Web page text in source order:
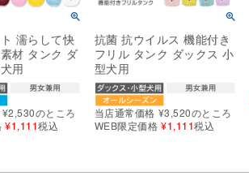
濡らして快
材 タンク ダ
用
¥2,530のところ
¥1,111税込
抗菌 抗ウイルス 機能付き
フリル タンク ダックス 小
型犬用
当店通常価格 ¥3,520のところ
WEB限定価格 ¥1,111税込